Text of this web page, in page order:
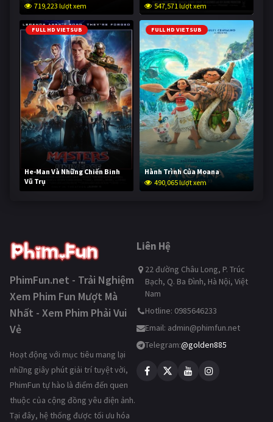
719,223 lượt xem
547,571 lượt xem
FULL HD VIETSUB
He-Man Và Những Chiến Binh
Vũ Trụ
238,643 lượt xem
FULL HD VIETSUB
Hành Trình Của Moana
490,065 lượt xem
PhimFun.net - Trải Nghiệm
Xem Phim Fun Mượt Mà
Nhất - Xem Phim Phải Vui
Vẻ
Hoạt động với mục tiêu mang lại
những giây phút giải trí tuyệt vời,
PhimFun tự hào là điểm đến quen
thuộc của cộng đồng yêu điện ảnh.
Tại đây, hệ thống được tối ưu hóa
Liên Hệ
22 đường Châu Long, P. Trúc
Bạch, Q. Ba Đình, Hà Nội, Việt
Nam
Hotline: 0985646233
Email: admin@phimfun.net
Telegram:@golden885